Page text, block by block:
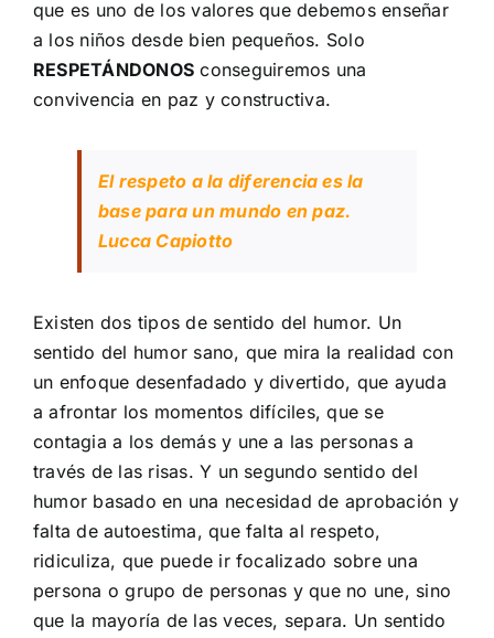
que es uno de los valores que debemos enseñar
a los niños desde bien pequeños. Solo
RESPETÁNDONOS conseguiremos una
convivencia en paz y constructiva.
El respeto a la diferencia es la
base para un mundo en paz.
Lucca Capiotto
Existen dos tipos de sentido del humor. Un
sentido del humor sano, que mira la realidad con
un enfoque desenfadado y divertido, que ayuda
a afrontar los momentos difíciles, que se
contagia a los demás y une a las personas a
través de las risas. Y un segundo sentido del
humor basado en una necesidad de aprobación y
falta de autoestima, que falta al respeto,
ridiculiza, que puede ir focalizado sobre una
persona o grupo de personas y que no une, sino
que la mayoría de las veces, separa. Un sentido